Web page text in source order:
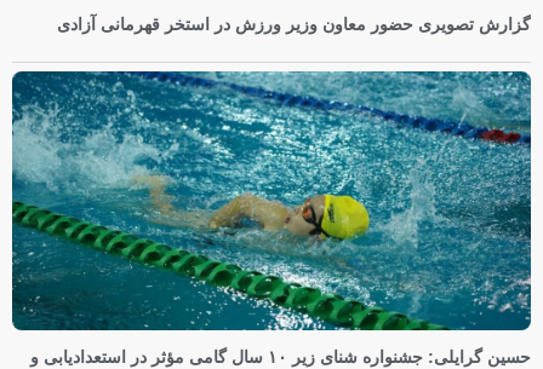
گزارش تصویری حضور معاون وزیر ورزش در استخر قهرمانی آزادی
حسین گرایلی: جشنواره شنای زیر ۱۰ سال گامی مؤثر در استعدادیابی و